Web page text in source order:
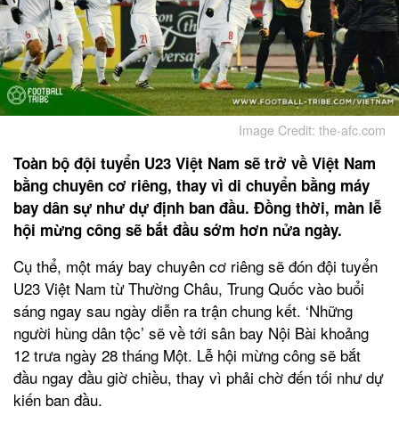
Image Credit: the-afc.com
Toàn bộ đội tuyển U23 Việt Nam sẽ trở về Việt Nam
bằng chuyên cơ riêng, thay vì di chuyển bằng máy
bay dân sự như dự định ban đầu. Đồng thời, màn lễ
hội mừng công sẽ bắt đầu sớm hơn nửa ngày.
Cụ thể, một máy bay chuyên cơ riêng sẽ đón đội tuyển
U23 Việt Nam từ Thường Châu, Trung Quốc vào buổi
sáng ngay sau ngày diễn ra trận chung kết. ‘Những
người hùng dân tộc’ sẽ về tới sân bay Nội Bài khoảng
12 trưa ngày 28 tháng Một. Lễ hội mừng công sẽ bắt
đầu ngay đầu giờ chiều, thay vì phải chờ đến tối như dự
kiến ban đầu.